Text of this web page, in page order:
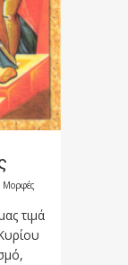
Μορφές
τιμά